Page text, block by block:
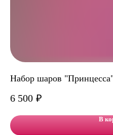
Набор шаров
6 500 ₽
В